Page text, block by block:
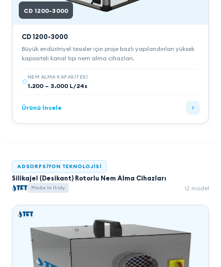
CD 1200-3000
CD 1200-3000
Büyük endüstriyel tesisler için proje bazlı yapılandırılan yüksek
kapasiteli kanal tipi nem alma cihazları.
NEM ALMA KAPASITESI
1.200 – 3.000 L/24s
Ürünü İncele
ADSORPSIYON TEKNOLOJISI
Silikajel (Desikant) Rotorlu Nem Alma Cihazları
Made in Italy 12 model